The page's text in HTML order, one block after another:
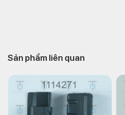
Sản phẩm liên quan